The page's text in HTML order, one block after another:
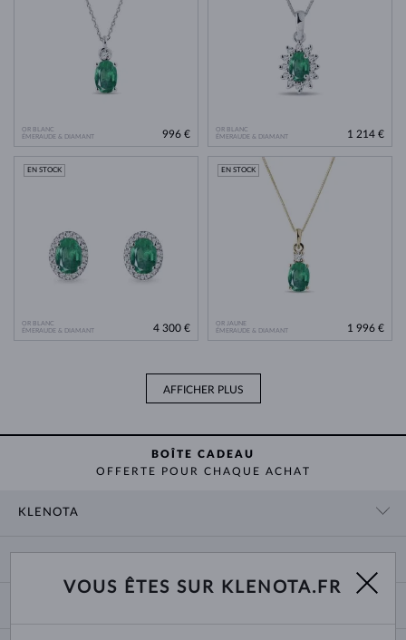
OR BLANC
ÉMERAUDE & DIAMANT
996 €
OR BLANC
ÉMERAUDE & DIAMANT
1 214 €
OR BLANC
ÉMERAUDE & DIAMANT
EN STOCK
4 300 €
OR JAUNE
ÉMERAUDE & DIAMANT
EN STOCK
1 996 €
AFFICHER PLUS
BOÎTE CADEAU
OFFERTE POUR CHAQUE ACHAT
KLENOTA
NOUS CONNAÎTRE
LIVRAISON ET PAIEMENT
VOUS ÊTES SUR KLENOTA.FR